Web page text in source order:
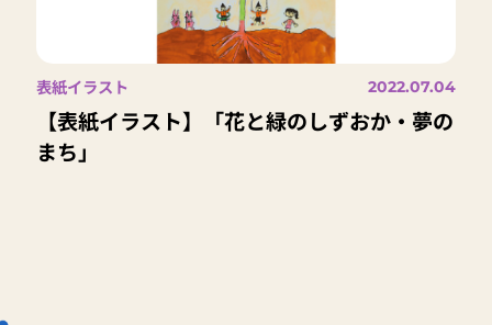
表紙イラスト 2022.07.04
【表紙イラスト】「花と緑のしずおか・夢の
まち」